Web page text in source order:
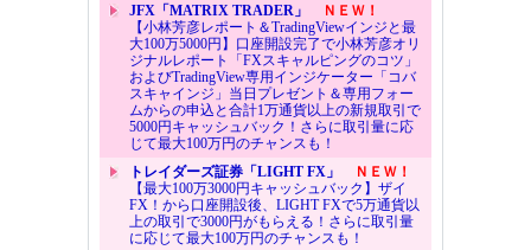
JFX「MATRIX TRADER」
ＮＥＷ！
【小林芳彦レポート＆TradingViewインジと最
大100万5000円】口座開設完了で小林芳彦オリ
ジナルレポート「FXスキャルピングのコツ」
およびTradingView専用インジケーター「コバ
スキャインジ」当日プレゼント＆専用フォー
ムからの申込と合計1万通貨以上の新規取引で
5000円キャッシュバック！さらに取引量に応
じて最大100万円のチャンスも！
トレイダーズ証券「LIGHT FX」
ＮＥＷ！
【最大100万3000円キャッシュバック】ザイ
FX！から口座開設後、LIGHT FXで5万通貨以
上の取引で3000円がもらえる！さらに取引量
に応じて最大100万円のチャンスも！